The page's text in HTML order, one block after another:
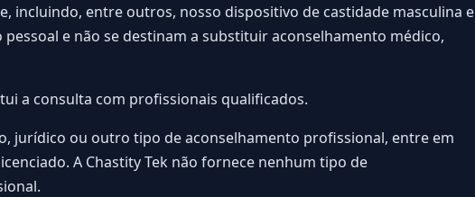
incluindo, entre outros, nosso dispositivo de castidade masculina e
e não se destinam a substituir aconselhamento médico,
a consulta com profissionais qualificados.
jurídico ou outro tipo de aconselhamento profissional, entre em
A Chastity Tek não fornece nenhum tipo de